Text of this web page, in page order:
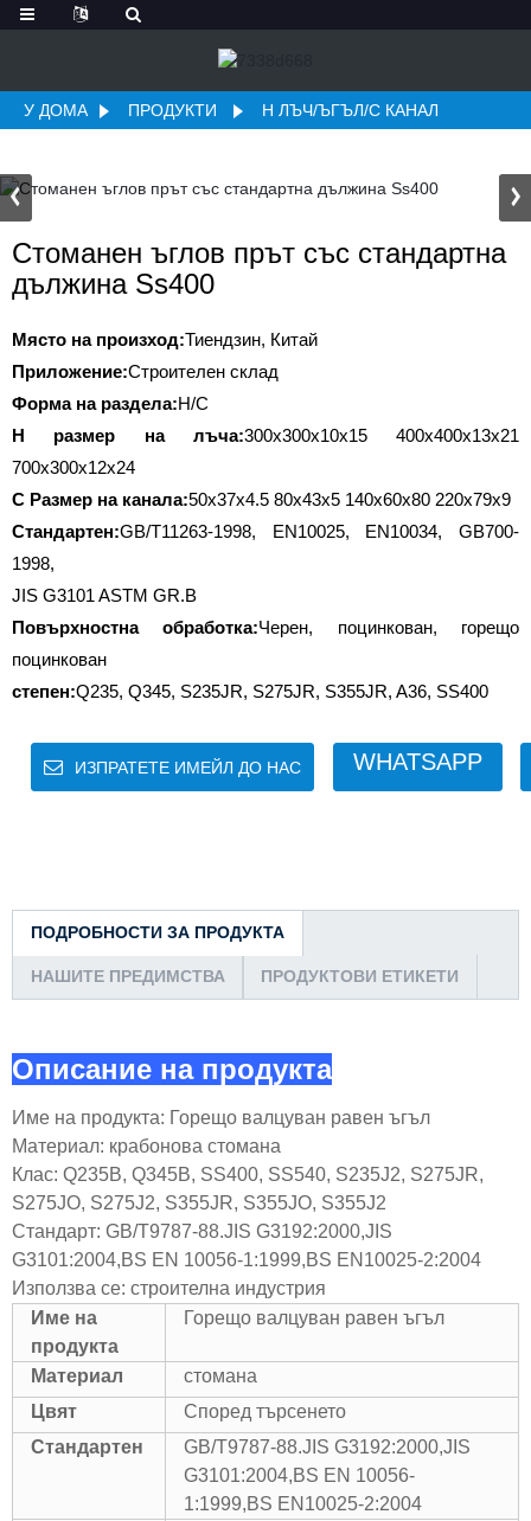
У ДОМА ПРОДУКТИ H ЛЪЧ/ЪГЪЛ/C КАНАЛ
Стоманен ъглов прът със стандартна
дължина Ss400
Място на произход:Тиендзин, Китай
Приложение:Строителен склад
Форма на раздела:H/C
H размер на лъча:300x300x10x15 400x400x13x21
700x300x12x24
C Размер на канала:50x37x4.5 80x43x5 140x60x80 220x79x9
Стандартен:GB/T11263-1998, EN10025, EN10034, GB700-
1998,
JIS G3101 ASTM GR.B
Повърхностна обработка:Черен, поцинкован, горещо
поцинкован
степен:Q235, Q345, S235JR, S275JR, S355JR, A36, SS400
ИЗПРАТЕТЕ ИМЕЙЛ ДО НАС WHATSAPP
ПОДРОБНОСТИ ЗА ПРОДУКТА
НАШИТЕ ПРЕДИМСТВА ПРОДУКТОВИ ЕТИКЕТИ
Описание на продукта
Име на продукта: Горещо валцуван равен ъгъл
Материал: крабонова стомана
Клас: Q235B, Q345B, SS400, SS540, S235J2, S275JR,
S275JO, S275J2, S355JR, S355JO, S355J2
Стандарт: GB/T9787-88.JIS G3192:2000,JIS
G3101:2004,BS EN 10056-1:1999,BS EN10025-2:2004
Използва се: строителна индустрия
Име на
продукта
Горещо валцуван равен ъгъл
Материал
стомана
Цвят
Според търсенето
Стандартен
GB/T9787-88.JIS G3192:2000,JIS
G3101:2004,BS EN 10056-
1:1999,BS EN10025-2:2004